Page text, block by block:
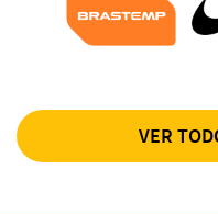
VER